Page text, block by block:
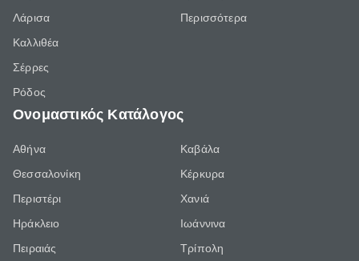
Λάρισα
Καλλιθέα
Σέρρες
Ρόδος
Περισσότερα
Ονομαστικός Κατάλογος
Αθήνα
Θεσσαλονίκη
Περιστέρι
Ηράκλειο
Πειραιάς
Καβάλα
Κέρκυρα
Χανιά
Ιωάννινα
Τρίπολη